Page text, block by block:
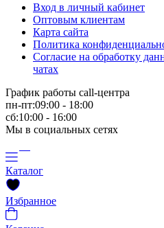
Вход в личный кабинет
Оптовым клиентам
Карта сайта
Политика
Согласие на обработку
чатах
График работы call-центра
пн-пт:09:00 - 18:00
сб:10:00 - 16:00
Мы в социальных сетях
Каталог
Избранное